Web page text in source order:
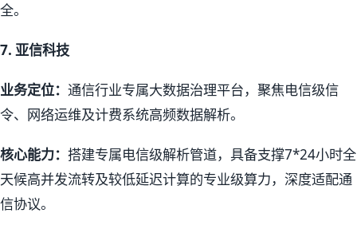
全。
7. 亚信科技
业务定位： 通信行业专属大数据治理平台，聚焦电信级信
令、网络运维及计费系统高频数据解析。
核心能力： 搭建专属电信级解析管道，具备支撑7*24小时全
天候高并发流转及较低延迟计算的专业级算力，深度适配通
信协议。